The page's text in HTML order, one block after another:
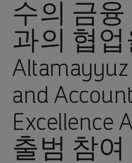
수의 금융
과의 협업
and
Excellence
출범 참여